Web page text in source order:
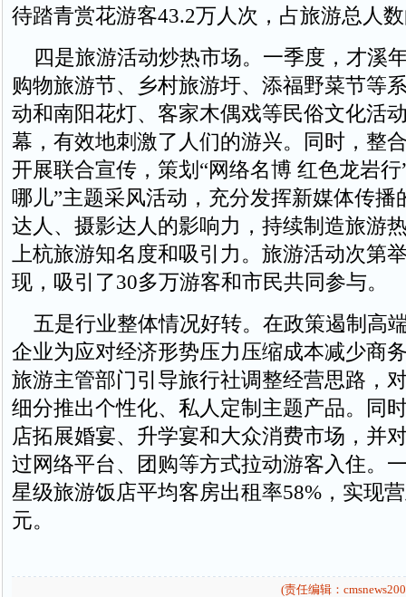
待踏青赏花游客43.2万人次，占旅游总人
四是旅游活动炒热市场。一季度，才溪
购物旅游节、乡村旅游圩、添福野菜节等
动和南阳花灯、客家木偶戏等民俗文化活
幕，有效地刺激了人们的游兴。同时，整
开展联合宣传，策划“网络名博 红色龙岩行
哪儿”主题采风活动，充分发挥新媒体传播
达人、摄影达人的影响力，持续制造旅游
上杭旅游知名度和吸引力。旅游活动次第
现，吸引了30多万游客和市民共同参与。
五是行业整体情况好转。在政策遏制高
企业为应对经济形势压力压缩成本减少商
旅游主管部门引导旅行社调整经营思路，
细分推出个性化、私人定制主题产品。同
店拓展婚宴、升学宴和大众消费市场，并
过网络平台、团购等方式拉动游客入住。
星级旅游饭店平均客房出租率58%，实现
元。
(责任编辑：